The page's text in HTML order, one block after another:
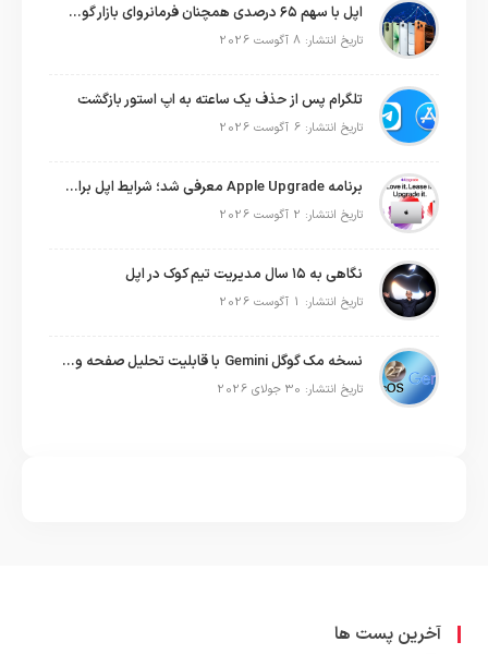
اپل با سهم ۶۵ درصدی همچنان فرمانروای بازار گوشی‌های پریمیوم جهان است
تاریخ انتشار: 8 آگوست 2026
تلگرام پس از حذف یک ساعته به اپ استور بازگشت
تاریخ انتشار: 6 آگوست 2026
برنامه Apple Upgrade معرفی شد؛ شرایط اپل برای اجاره آیفون، آیپد، مک و اپل واچ
تاریخ انتشار: 2 آگوست 2026
نگاهی به ۱۵ سال مدیریت تیم کوک در اپل
تاریخ انتشار: 1 آگوست 2026
نسخه مک گوگل Gemini با قابلیت تحلیل صفحه و دستورات صوتی در به‌روزرسانی جدید
تاریخ انتشار: 30 جولای 2026
آخرین پست ها